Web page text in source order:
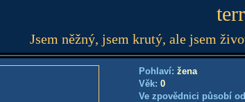
Jsem něžný, jsem krutý, ale jsem
Pohlaví: žena
Věk: 0
Ve zpovědnici působí